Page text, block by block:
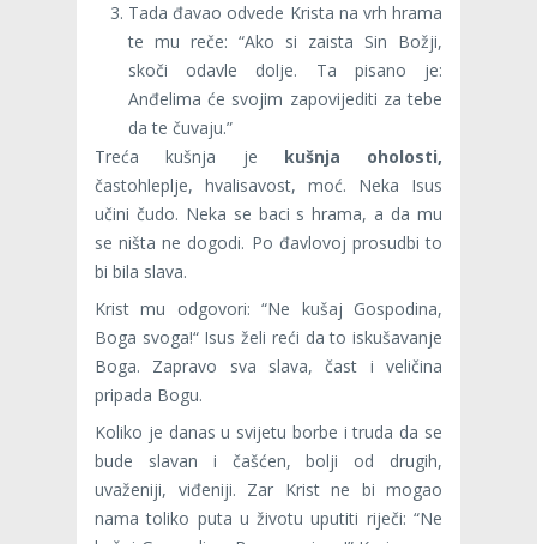
Tada đavao odvede Krista na vrh hrama
te mu reče: “Ako si zaista Sin Božji,
skoči odavle dolje. Ta pisano je:
Anđelima će svojim zapovijediti za tebe
da te čuvaju.”
Treća kušnja je kušnja oholosti,
častohleplje, hvalisavost, moć. Neka Isus
učini čudo. Neka se baci s hrama, a da mu
se ništa ne dogodi. Po đavlovoj prosudbi to
bi bila slava.
Krist mu odgovori: “Ne kušaj Gospodina,
Boga svoga!“ Isus želi reći da to iskušavanje
Boga. Zapravo sva slava, čast i veličina
pripada Bogu.
Koliko je danas u svijetu borbe i truda da se
bude slavan i čašćen, bolji od drugih,
uvaženiji, viđeniji. Zar Krist ne bi mogao
nama toliko puta u životu uputiti riječi: “Ne